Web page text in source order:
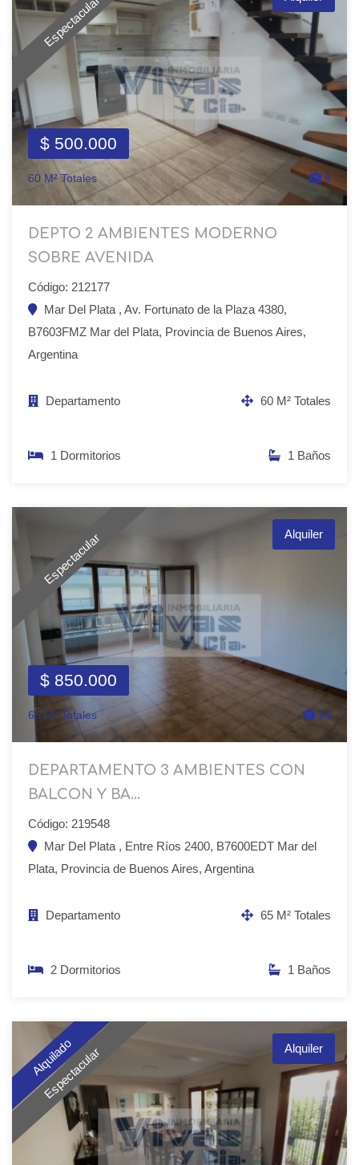
Espectacular
$ 500.000
60 M² Totales 9
DEPTO 2 AMBIENTES MODERNO
SOBRE AVENIDA
Código: 212177
Mar Del Plata , Av. Fortunato de la Plaza 4380,
B7603FMZ Mar del Plata, Provincia de Buenos Aires,
Argentina
Departamento 60 M² Totales
1 Dormitorios 1 Baños
Espectacular Alquiler
$ 850.000
65 M² Totales 14
DEPARTAMENTO 3 AMBIENTES CON
BALCON Y BA...
Código: 219548
Mar Del Plata , Entre Ríos 2400, B7600EDT Mar del
Plata, Provincia de Buenos Aires, Argentina
Departamento 65 M² Totales
2 Dormitorios 1 Baños
Alquilado
Espectacular Alquiler